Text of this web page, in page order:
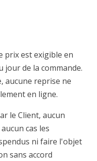
prix est exigible en
de la commande.
aucune reprise ne
en ligne.
le Client, aucun
cas les
ni faire l'objet
sans accord